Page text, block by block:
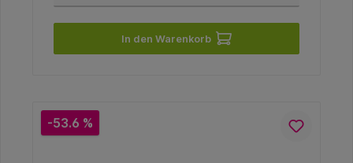
In den Warenkorb
-53.6 %